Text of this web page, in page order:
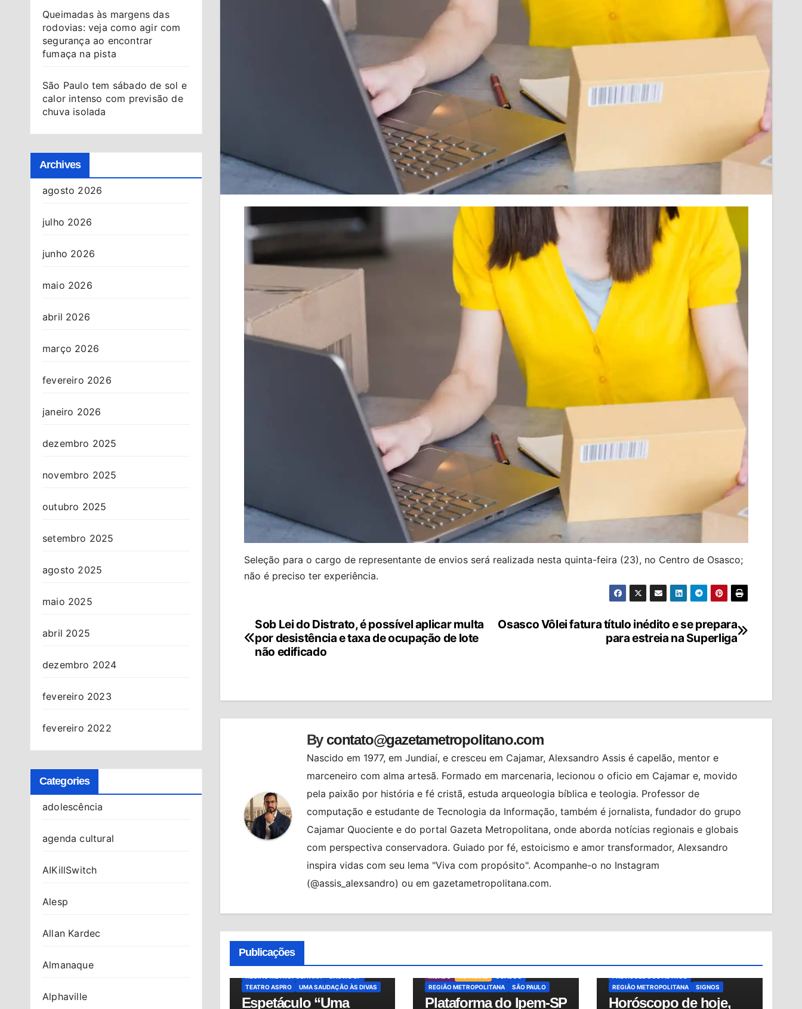
Queimadas às margens das
rodovias: veja como agir com
segurança ao encontrar
fumaça na pista
São Paulo tem sábado de sol e
calor intenso com previsão de
chuva isolada
Archives
agosto 2026
julho 2026
junho 2026
maio 2026
abril 2026
março 2026
fevereiro 2026
janeiro 2026
dezembro 2025
novembro 2025
outubro 2025
setembro 2025
agosto 2025
maio 2025
abril 2025
dezembro 2024
fevereiro 2023
fevereiro 2022
Categories
adolescência
agenda cultural
AIKillSwitch
Alesp
Allan Kardec
Almanaque
Alphaville
Seleção para o cargo de representante de envios será realizada nesta quinta-feira (23), no Centro de Osasco;
não é preciso ter experiência.
Navegação
de
Osasco Vôlei fatura título inédito e se prepara
para estreia na Superliga
Sob Lei do Distrato, é possível aplicar multa
por desistência e taxa de ocupação de lote
não edificado
By contato@gazetametropolitano.com
Nascido em 1977, em Jundiaí, e cresceu em Cajamar, Alexsandro Assis é capelão, mentor e
marceneiro com alma artesã. Formado em marcenaria, lecionou o oficio em Cajamar e, movido
pela paixão por história e fé cristã, estuda arqueologia bíblica e teologia. Professor de
computação e estudante de Tecnologia da Informação, também é jornalista, fundador do grupo
Cajamar Quociente e do portal Gazeta Metropolitana, onde aborda notícias regionais e globais
com perspectiva conservadora. Guiado por fé, estoicismo e amor transformador, Alexsandro
inspira vidas com seu lema "Viva com propósito". Acompanhe-o no Instagram
(@assis_alexsandro) ou em gazetametropolitana.com.
Publicações
CULTURA
MUNDO
NOTÍCIAS
OSASCO
TEATRO ASPRO
UMA SAUDAÇÃO ÀS DIVAS
Espetáculo “Uma
FISCALIZAÇÃO
GERAL
IPEM-SP
REGIÃO METROPOLITANA
SÃO PAULO
Plataforma do Ipem-SP
ALMANAQUE BRASIL
HORÓSCOPO
OSASCO
PREVISÕES
REGIÃO METROPOLITANA
SIGNOS
Horóscopo de hoje,